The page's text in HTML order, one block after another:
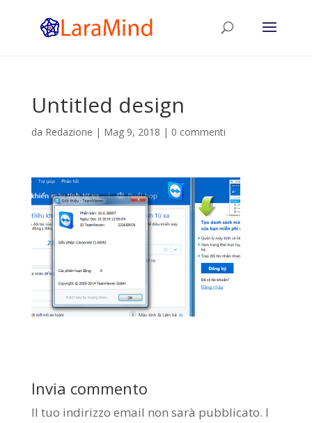
Untitled design
da Redazione | Mag 9, 2018 | 0 commenti
Invia commento
Il tuo indirizzo email non sarà pubblicato. I